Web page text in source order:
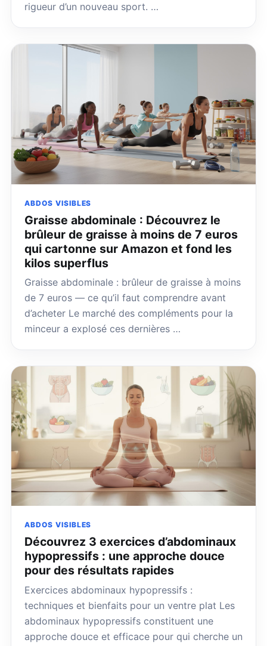
rigueur d’un nouveau sport. …
ABDOS VISIBLES
Graisse abdominale : Découvrez le
brûleur de graisse à moins de 7 euros
qui cartonne sur Amazon et fond les
kilos superflus
Graisse abdominale : brûleur de graisse à moins
de 7 euros — ce qu’il faut comprendre avant
d’acheter Le marché des compléments pour la
minceur a explosé ces dernières …
ABDOS VISIBLES
Découvrez 3 exercices d’abdominaux
hypopressifs : une approche douce
pour des résultats rapides
Exercices abdominaux hypopressifs :
techniques et bienfaits pour un ventre plat Les
abdominaux hypopressifs constituent une
approche douce et efficace pour qui cherche un